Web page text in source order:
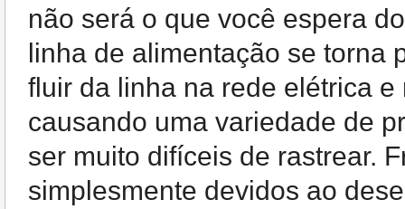
não será o que você espera
linha de alimentação se torna
fluir da linha na rede elétrica
causando uma variedade de
ser muito difíceis de rastrear.
simplesmente devidos ao